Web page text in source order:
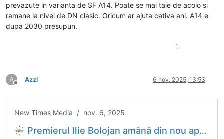
prevazute in varianta de SF A14. Poate se mai taie de acolo si
ramane la nivel de DN clasic. Oricum ar ajuta cativa ani. A14 e
dupa 2030 presupun.
1
A
Deconectat
Azzl 6 nov. 2025, 13:53
New Times Media / nov. 6, 2025
Premierul Ilie Bolojan amână din nou aprobarea centurii Gura Humorului și se întâlnește iar cu Gheorghe Șoldan pentru a-i explica proiectul